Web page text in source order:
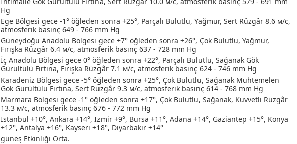
Hg
Ege Bölgesi gece -1° öğleden sonra +25°, Parçalı Bulutlu, Yağmur, Sert Rüzgâr 8.6 м/с,
atmosferik basınç 649 - 766 mm Hg
Güneydoğu Anadolu Bölgesi gece +7° öğleden sonra +26°, Çok Bulutlu, Yağmur,
Fırışka Rüzgâr 6.4 м/с, atmosferik basınç 637 - 728 mm Hg
İç Anadolu Bölgesi gece 0° öğleden sonra +22°, Parçalı Bulutlu, Sağanak Gök
Gürültülü Fırtına, Fırışka Rüzgâr 7.1 м/с, atmosferik basınç 624 - 746 mm Hg
Karadeniz Bölgesi gece -5° öğleden sonra +25°, Çok Bulutlu, Sağanak Muhtemelen
Gök Gürültülü Fırtına, Sert Rüzgâr 9.3 м/с, atmosferik basınç 614 - 768 mm Hg
Marmara Bölgesi gece -1° öğleden sonra +17°, Çok Bulutlu, Sağanak, Kuvvetli Rüzgâr
13.3 м/с, atmosferik basınç 676 - 772 mm Hg
Istanbul +10°, Ankara +14°, Izmir +9°, Bursa +11°, Adana +14°, Gaziantep +15°, Konya
+12°, Antalya +16°, Kayseri +18°, Diyarbakır +14°
güneş Etkinliği Orta.